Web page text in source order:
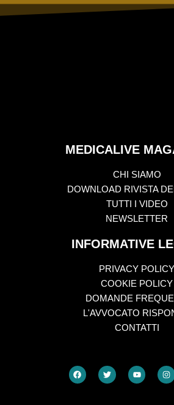
MEDICALIVE
CHI SIAMO
DOWNLOAD RIVISTA
TUTTI I VIDEO
NEWSLETTER
INFORMATIVE
PRIVACY POLICY
COOKIE POLICY
DOMANDE
L'AVVOCATO
CONTATTI